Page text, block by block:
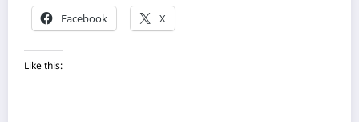
Facebook
X
Like this: